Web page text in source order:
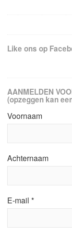
Like ons op
AANMELDEN
(opzeggen kan
Voornaam
Achternaam
E-mail *